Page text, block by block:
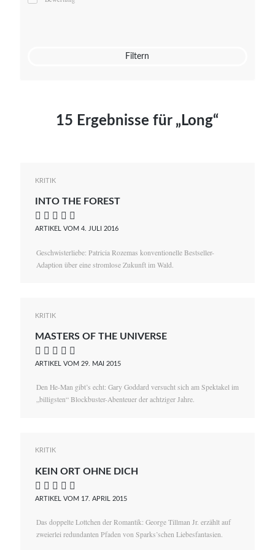
Mato von Vogelstein
Filtern
15 Ergebnisse für „Long“
KRITIK
INTO THE FOREST
    
ARTIKEL VOM 4. JULI 2016
Geschwisterliebe: Patricia Rozemas konventionelle Bestseller-
Adaption über eine stromlose Zukunft im Wald.
KRITIK
MASTERS OF THE UNIVERSE
    
ARTIKEL VOM 29. MAI 2015
Den He-Man gibt’s echt: Gary Goddard versucht sich am Spektakel im
„billigsten“ Blockbuster-Abenteuer der achtziger Jahre.
KRITIK
KEIN ORT OHNE DICH
    
ARTIKEL VOM 17. APRIL 2015
Das doppelte Lottchen der Romantik: George Tillman Jr. erzählt auf
zweierlei redundanten Pfaden von Sparks’schen Liebesfantasien.